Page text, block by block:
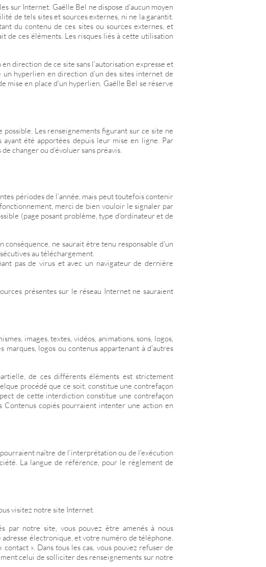
sur Internet. Gaëlle Bel ne dispose d'aucun moyen
de tels sites et sources externes, ni ne la garantit.
du contenu de ces sites ou sources externes, et
de ces éléments. Les risques liés à cette utilisation
direction de ce site sans l'autorisation expresse et
hyperlien en direction d’un des sites internet de
mise en place d'un hyperlien. Gaëlle Bel se réserve
possible. Les renseignements figurant sur ce site ne
été apportées depuis leur mise en ligne. Par
changer ou d’évoluer sans préavis.
périodes de l’année, mais peut toutefois contenir
merci de bien vouloir le signaler par
(page posant problème, type d’ordinateur et de
ne saurait être tenu responsable d'un
au téléchargement.
pas de virus et avec un navigateur de dernière
présentes sur le réseau Internet ne sauraient
images, textes, vidéos, animations, sons, logos,
logos ou contenus appartenant à d'autres
de ces différents éléments est strictement
procédé que ce soit, constitue une contrefaçon
de cette interdiction constitue une contrefaçon
copiés pourraient intenter une action en
naître de l'interprétation ou de l'exécution
La langue de référence, pour le règlement de
visitez notre site Internet.
par notre site, vous pouvez être amenés à nous
électronique, et votre numéro de téléphone.
». Dans tous les cas, vous pouvez refuser de
celui de solliciter des renseignements sur notre